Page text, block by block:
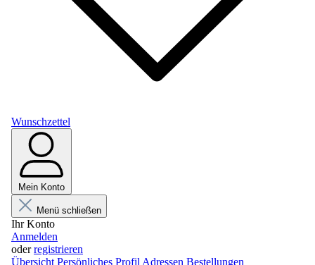
Wunschzettel
Mein Konto
Menü schließen
Ihr Konto
Anmelden
oderregistrieren
Übersicht Persönliches Profil Adressen Bestellungen